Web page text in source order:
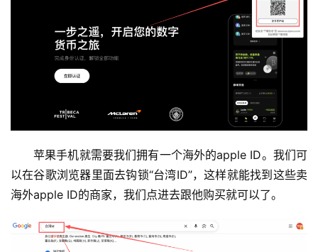
苹果手机就需要我们拥有一个海外的apple ID。我们可
以在谷歌浏览器里面去钩锁“台湾ID”，这样就能找到这些卖
海外apple ID的商家，我们点进去跟他购买就可以了。